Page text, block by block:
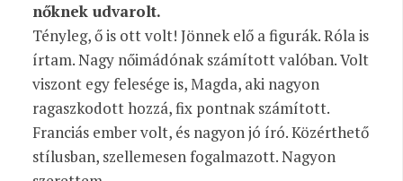
nőknek udvarolt.
Tényleg, ő is ott volt! Jönnek elő a figurák. Róla is
írtam. Nagy nőimádónak számított valóban. Volt
viszont egy felesége is, Magda, aki nagyon
ragaszkodott hozzá, fix pontnak számított.
Franciás ember volt, és nagyon jó író. Közérthető
stílusban, szellemesen fogalmazott. Nagyon